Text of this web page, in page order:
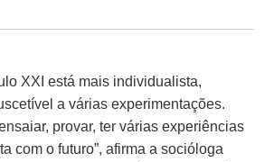
XXI está mais individualista,
a várias experimentações.
provar, ter várias experiências
com o futuro”, afirma a socióloga